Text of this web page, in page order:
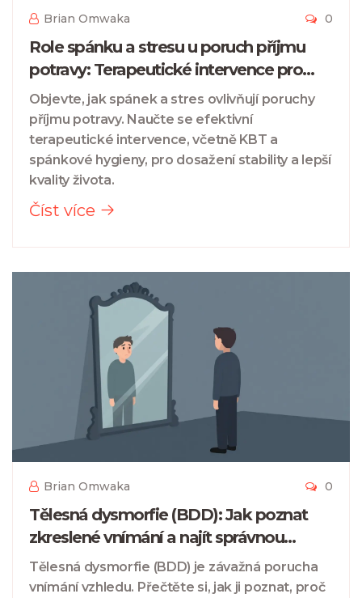
Brian Omwaka 0
Role spánku a stresu u poruch příjmu
potravy: Terapeutické intervence pro
stabilitu
Objevte, jak spánek a stres ovlivňují poruchy
příjmu potravy. Naučte se efektivní
terapeutické intervence, včetně KBT a
spánkové hygieny, pro dosažení stability a lepší
kvality života.
Číst více
Brian Omwaka 0
Tělesná dysmorfie (BDD): Jak poznat
zkreslené vnímání a najít správnou
psychoterapii
Tělesná dysmorfie (BDD) je závažná porucha
vnímání vzhledu. Přečtěte si, jak ji poznat, proč